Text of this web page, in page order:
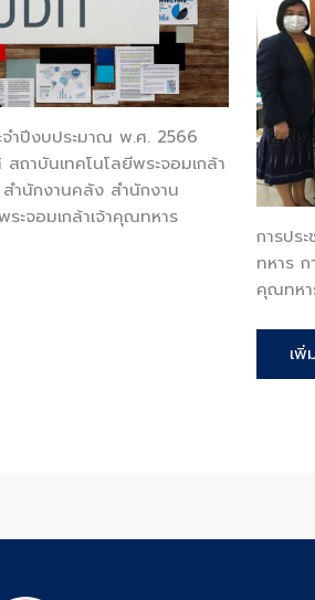
ำปีงบประมาณ พ.ศ. 2566
ถาบันเทคโนโลยีพระจอมเกล้า
ำนักงานคลัง สำนักงาน
ะจอมเกล้าเจ้าคุณทหาร
การปร
ทหาร ก
คุณทหา
เพิ่